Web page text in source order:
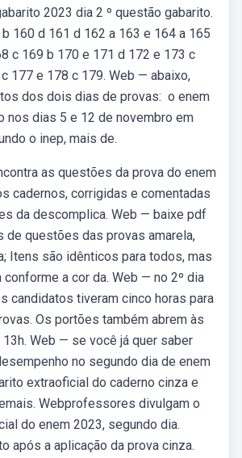
2023 dia 2 º questão gabarito.
160 d 161 d 162 a 163 e 164 a 165
c 169 b 170 e 171 d 172 e 173 c
177 e 178 c 179. Web — abaixo,
dos dois dias de provas: ️ o enem
nos dias 5 e 12 de novembro em
o inep, mais de.
as questões da prova do enem
cadernos, corrigidas e comentadas
da descomplica. Web — baixe pdf
de questões das provas amarela,
Itens são idênticos para todos, mas
a cor da. Web — no 2º dia
candidatos tiveram cinco horas para
Os portões também abrem às
Web — se você já quer saber
no segundo dia de enem
extraoficial do caderno cinza e
Webprofessores divulgam o
do enem 2023, segundo dia.
após a aplicação da prova cinza.